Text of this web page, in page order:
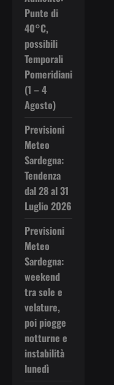
Punte di
40°C,
possibili
Temporali
Pomeridiani
(1 – 4
Agosto)
Previsioni
Meteo
Sardegna:
Tendenza
dal 28 al 31
Luglio 2026
Previsioni
Meteo
Sardegna:
weekend
tra sole e
velature,
poi piogge
notturne e
instabilità
lunedì